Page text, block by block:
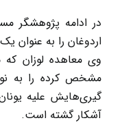
در ادامه پژوهشگر
اردوغان را به عنوان
مشخص کرده را به
گیری‌هایش علیه
آشکار گشته است.